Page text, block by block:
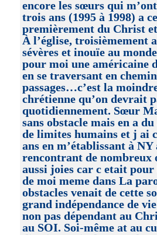
encore les sœurs qui
trois ans (1995 à 1998) a
premièrement du Christ
À l’église, troisièmement
sévères et inouïe au
pour moi une américaine
en se traversant en
passages…c’est la
chrétienne qu’on devrait
quotidiennement. Sœur
sans obstacle mais en a
de limites humains et j ai
ans en m’établissant à NY
rencontrant de nombreux
aussi joies car c etait pour
de moi meme dans La
obstacles venait de cette
grand indépendance de
non pas dépendant au
au SOI. Soi-même at au